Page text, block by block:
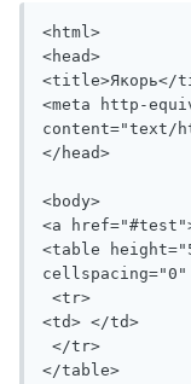
<html>
<head>
<title>Якорь</
<meta http-
content="text/
</head>
<body>
<a
<table
<td> </td>
</table>